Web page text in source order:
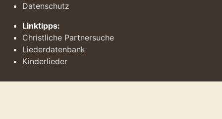
Datenschutz
Linktipps:
Christliche Partnersuche
Liederdatenbank
Kinderlieder